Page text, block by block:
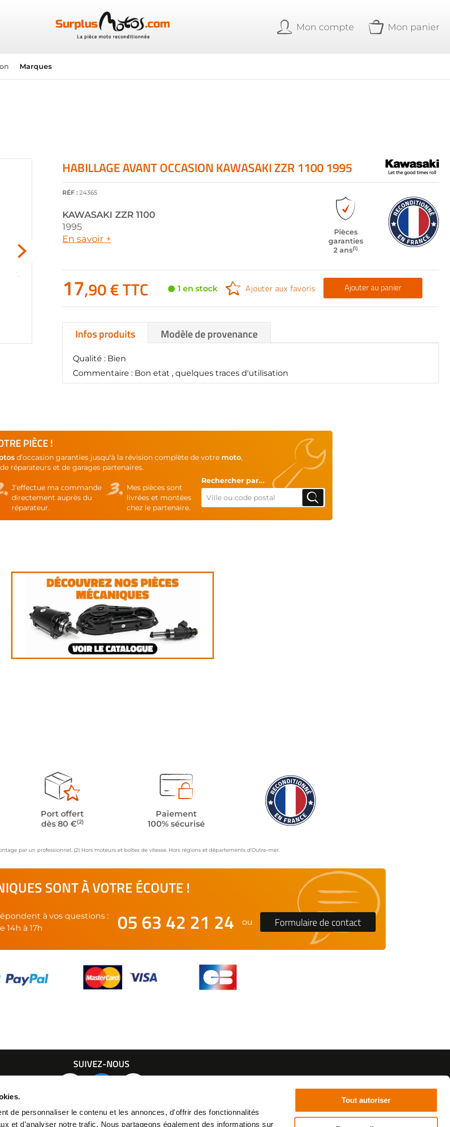
de personnaliser le contenu et les annonces, d'offrir des fonctionnalités
et d'analyser notre trafic. Nous partageons également des informations sur
Tout autoriser
Mon compte Mon panier
Marques
HABILLAGE AVANT OCCASION KAWASAKI ZZR 1100 1995
RÉF : 24365
KAWASAKI ZZR 1100
1995
En savoir +
Pièces
garanties
2 ans(1)
17,90 € TTC 1 en stock Ajouter aux favoris Ajouter au panier
Infos produits
Qualité : Bien
Commentaire : Bon etat , quelques traces d'utilisation
Modèle de provenance
PIÈCE !
d’occasion garanties jusqu'à la révision complète de votre moto,
réparateurs et de garages partenaires.
J’effectue ma commande
directement auprès du
réparateur.
Mes pièces sont
livrées et montées
chez le partenaire.
Rechercher par...
Port offert
dès 80 €(2)
Paiement
100% sécurisé
par un professionnel. (2) Hors moteurs et boîtes de vitesse. Hors régions et départements d’Outre-mer.
SONT À VOTRE ÉCOUTE !
à vos questions :
14h à 17h
05 63 42 21 24 ou Formulaire de contact
24
SUIVEZ-NOUS